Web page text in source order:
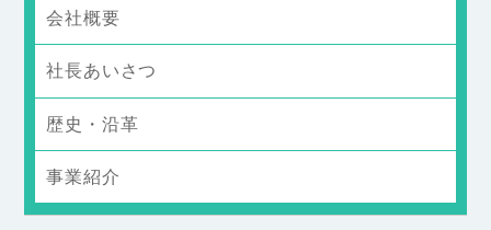
会社概要
社長あいさつ
歴史・沿革
事業紹介